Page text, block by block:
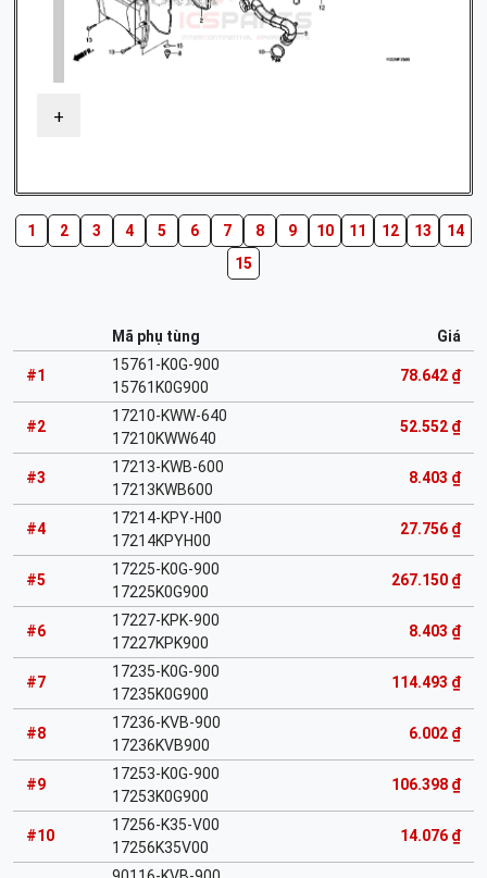
+
1 2 3 4 5 6 7 8 9 10 11 12 13
14
15
Mã phụ tùng Giá
#1
15761-K0G-900
15761K0G900
78.642 ₫
#2
17210-KWW-640
17210KWW640
52.552 ₫
#3
17213-KWB-600
17213KWB600
8.403 ₫
#4
17214-KPY-H00
17214KPYH00
27.756 ₫
#5
17225-K0G-900
17225K0G900
267.150 ₫
#6
17227-KPK-900
17227KPK900
8.403 ₫
#7
17235-K0G-900
17235K0G900
114.493 ₫
#8
17236-KVB-900
17236KVB900
6.002 ₫
#9
17253-K0G-900
17253K0G900
106.398 ₫
#10
17256-K35-V00
17256K35V00
14.076 ₫